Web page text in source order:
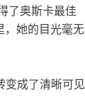
了奥斯卡最佳
，她的目光毫无
变成了清晰可见